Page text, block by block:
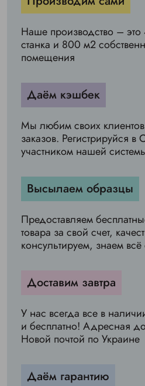
Наше производство – это
станка и 800 м2
помещения
Даём кэшбек
Мы любим своих
заказов. Регистрируйся в
участником нашей
Высылаем образцы
Предоставляем
товара за свой счет,
консультируем, знаем
Доставим завтра
У нас всегда все в
и бесплатно! Адресная
Новой почтой по Украине
Даём гарантию